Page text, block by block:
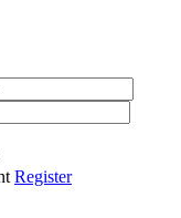
Register